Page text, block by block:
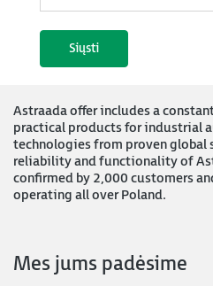
Astraada offer includes a
practical products for industrial
technologies from proven global
reliability and functionality of
confirmed by 2,000 customers
operating all over Poland.
Mes jums padėsime